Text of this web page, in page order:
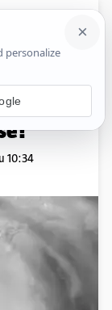
Komentari
10:34